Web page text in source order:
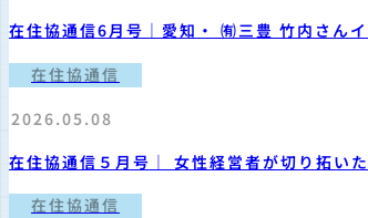
在住協通信6月号｜愛知・ ㈲三豊 竹内さん
在住協通信
2026.05.08
在住協通信５月号｜ 女性経営者が切り拓い
在住協通信